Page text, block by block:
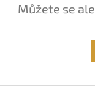
Můžete se